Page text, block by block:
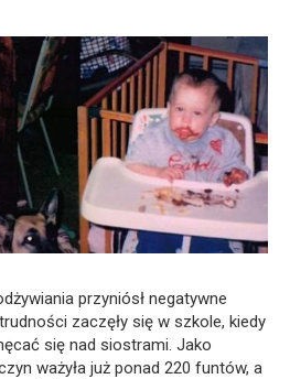
przyniósł negatywne
zaczęły się w szkole, kiedy
się nad siostrami. Jako
ważyła już ponad 220 funtów, a